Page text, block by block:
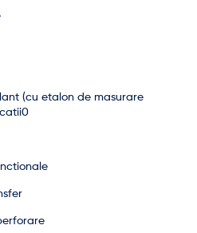
(cu etalon de masurare